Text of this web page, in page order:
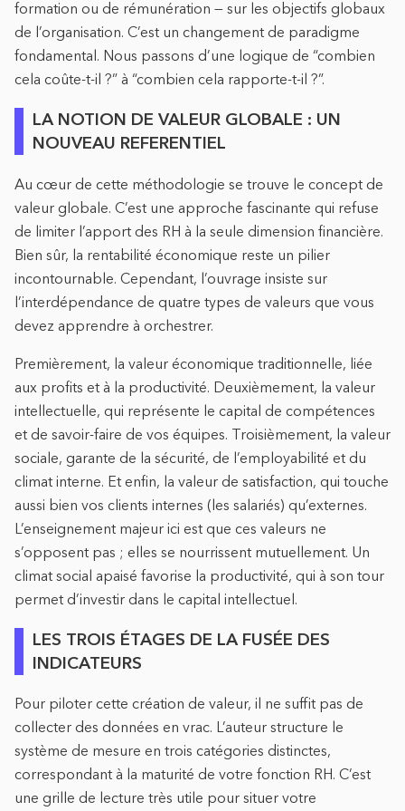
formation ou de rémunération — sur les objectifs globaux
de l’organisation. C’est un changement de paradigme
fondamental. Nous passons d’une logique de “combien
cela coûte-t-il ?” à “combien cela rapporte-t-il ?”.
LA NOTION DE VALEUR GLOBALE : UN
NOUVEAU REFERENTIEL
Au cœur de cette méthodologie se trouve le concept de
valeur globale. C’est une approche fascinante qui refuse
de limiter l’apport des RH à la seule dimension financière.
Bien sûr, la rentabilité économique reste un pilier
incontournable. Cependant, l’ouvrage insiste sur
l’interdépendance de quatre types de valeurs que vous
devez apprendre à orchestrer.
Premièrement, la valeur économique traditionnelle, liée
aux profits et à la productivité. Deuxièmement, la valeur
intellectuelle, qui représente le capital de compétences
et de savoir-faire de vos équipes. Troisièmement, la valeur
sociale, garante de la sécurité, de l’employabilité et du
climat interne. Et enfin, la valeur de satisfaction, qui touche
aussi bien vos clients internes (les salariés) qu’externes.
L’enseignement majeur ici est que ces valeurs ne
s’opposent pas ; elles se nourrissent mutuellement. Un
climat social apaisé favorise la productivité, qui à son tour
permet d’investir dans le capital intellectuel.
LES TROIS ÉTAGES DE LA FUSÉE DES
INDICATEURS
Pour piloter cette création de valeur, il ne suffit pas de
collecter des données en vrac. L’auteur structure le
système de mesure en trois catégories distinctes,
correspondant à la maturité de votre fonction RH. C’est
une grille de lecture très utile pour situer votre